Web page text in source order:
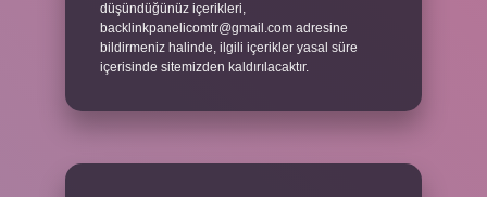
düşündüğünüz içerikleri,
backlinkpanelicomtr@gmail.com adresine
bildirmeniz halinde, ilgili içerikler yasal süre
içerisinde sitemizden kaldırılacaktır.